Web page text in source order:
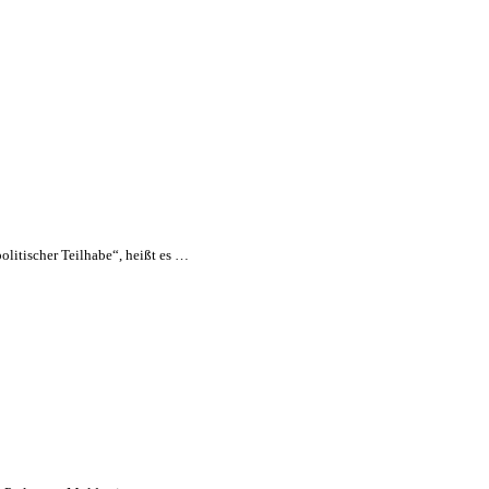
Teilhabe“, heißt es …